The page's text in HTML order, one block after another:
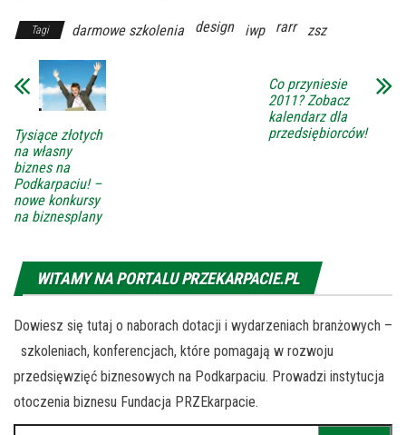
Tagi darmowe szkolenia design iwp rarr zsz
Tysiące złotych
na własny
biznes na
Podkarpaciu! –
nowe konkursy
na biznesplany
Co przyniesie
2011? Zobacz
kalendarz dla
przedsiębiorców!
WITAMY NA PORTALU PRZEKARPACIE.PL
Dowiesz się tutaj o naborach dotacji i wydarzeniach branżowych –
szkoleniach, konferencjach, które pomagają w rozwoju
przedsięwzięć biznesowych na Podkarpaciu. Prowadzi instytucja
otoczenia biznesu Fundacja PRZEkarpacie.